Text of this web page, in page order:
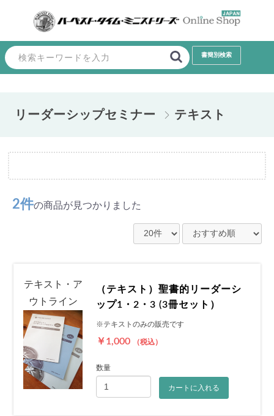
リーダーシップセミナー テキスト
2件の商品が見つかりました
テキスト・ア
ウトライン
（テキスト）聖書的リーダーシ
ップ1・2・3 (3冊セット）
※テキストのみの販売です
￥1,000 （税込）
数量
カートに入れる